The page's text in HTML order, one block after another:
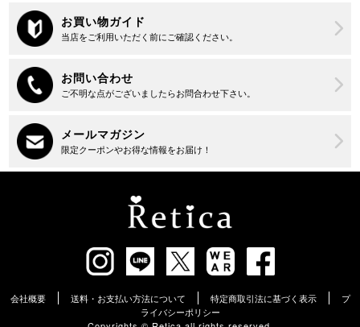
会社概要 送料・お支払い方法について 特定商取引法に基づく表示
プ
ライバシーポリシー